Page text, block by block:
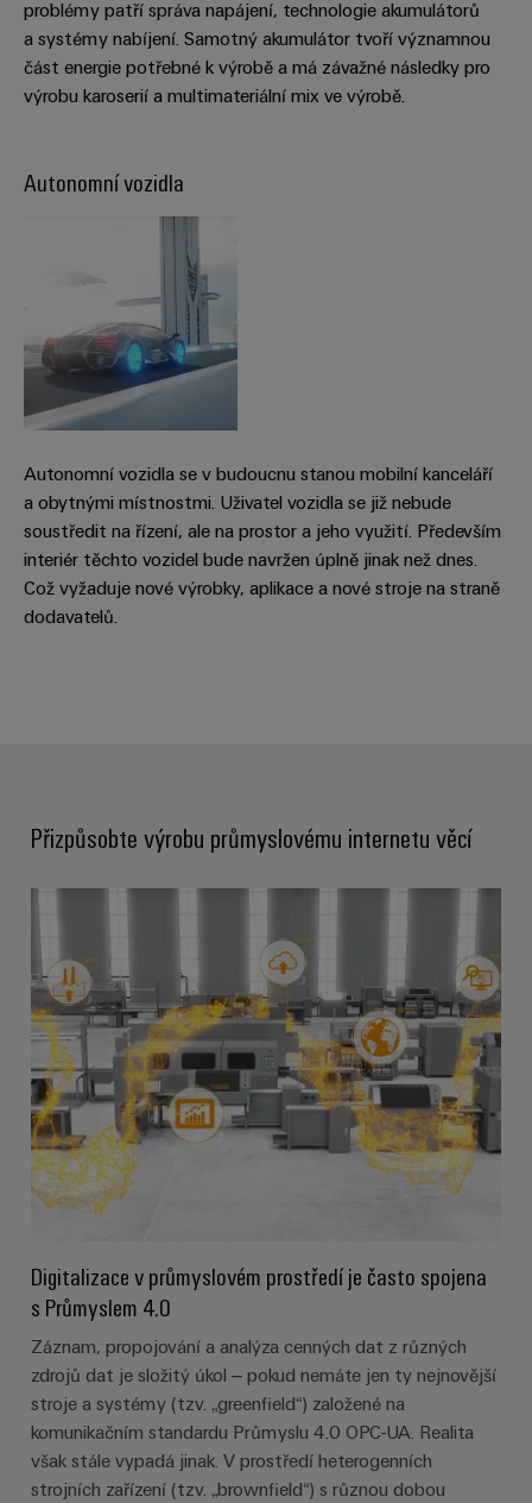
Zákaznický
návrh
kabelu
problémy patří správa napájení, technologie akumulátorů
a systémy nabíjení. Samotný akumulátor tvoří významnou
část energie potřebné k výrobě a má závažné následky pro
výrobu karoserií a multimateriální mix ve výrobě.
Autonomní vozidla
Autonomní vozidla se v budoucnu stanou mobilní kanceláří
a obytnými místnostmi. Uživatel vozidla se již nebude
soustředit na řízení, ale na prostor a jeho využití. Především
interiér těchto vozidel bude navržen úplně jinak než dnes.
Což vyžaduje nové výrobky, aplikace a nové stroje na straně
dodavatelů.
Přizpůsobte výrobu průmyslovému internetu věcí
Digitalizace v průmyslovém prostředí je často spojena
s Průmyslem 4.0
Záznam, propojování a analýza cenných dat z různých
zdrojů dat je složitý úkol – pokud nemáte jen ty nejnovější
stroje a systémy (tzv. „greenfield“) založené na
komunikačním standardu Průmyslu 4.0 OPC-UA. Realita
však stále vypadá jinak. V prostředí heterogenních
strojních zařízení (tzv. „brownfield“) s různou dobou